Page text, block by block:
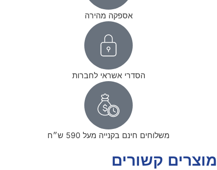
אספקה מהירה
הסדרי אשראי לחברות
משלוחים חינם בקנייה מעל 590 ש״ח
מוצרים קשורים